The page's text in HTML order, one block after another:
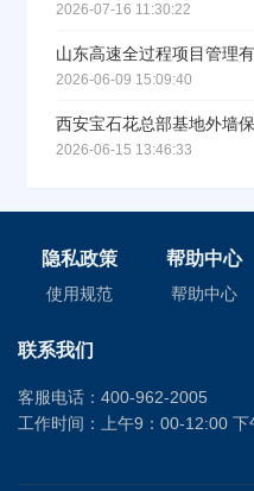
2026-07-16 11:30:22
2026-06-09 15:09:40
2026-06-15 13:46:33
隐私政策
使用规范
帮助中心
帮助中心
联系我们
客服电话：400-962-2005
工作时间：上午9：00-12:00